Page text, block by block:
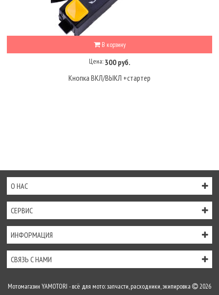
В корзину
Цена: 300 руб.
Кнопка ВКЛ/ВЫКЛ +стартер
О НАС
СЕРВИС
ИНФОРМАЦИЯ
СВЯЗЬ С НАМИ
Мотомагазин YAMOTORI - всё для мото: запчасти, расходники, экипировка 2026